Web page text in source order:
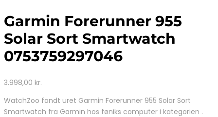
Garmin Forerunner 955
Solar Sort Smartwatch
0753759297046
3.998,00 kr.
WatchZoo fandt uret Garmin Forerunner 955 Solar Sort
Smartwatch fra Garmin hos føniks computer i kategorien .